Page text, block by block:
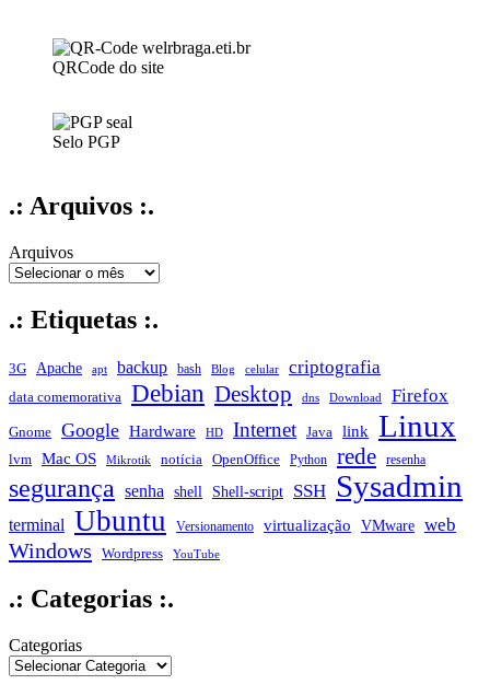
QRCode do site
Selo PGP
.: Arquivos :.
Arquivos
.: Etiquetas :.
3G Apache apt backup bash Blog celular criptografia
data comemorativa Debian Desktop dns Download Firefox
Gnome Google Hardware HD Internet Java link Linux
lvm Mac OS Mikrotik notícia OpenOffice Python rede resenha
segurança senha shell Shell-script SSH Sysadmin
terminal Ubuntu Versionamento virtualização VMware web
Windows Wordpress YouTube
.: Categorias :.
Categorias